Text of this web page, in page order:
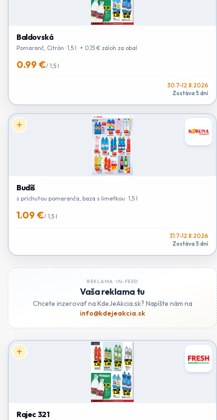
Baldovská
Pomaranč, Citrón · 1,5 l · + 0,15 € záloh za obal
0.99 €/ 1,5 l
30.7-12.8.2026
Zostáva 5 dní
Budíš
s príchutou pomaranča, baza s limetkou · 1,5 l
1.09 €/ 1,5 l
31.7-12.8.2026
Zostáva 5 dní
REKLAMA · IN-FEED
Vaša reklama tu
Chcete inzerovať na KdeJeAkcia.sk? Napíšte nám na
info@kdejeakcia.sk
Rajec 321